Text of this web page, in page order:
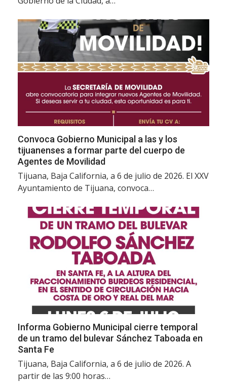
Convoca Gobierno Municipal a las y los
tijuanenses a formar parte del cuerpo de
Agentes de Movilidad
Tijuana, Baja California, a 6 de julio de 2026. El XXV
Ayuntamiento de Tijuana, convoca…
Informa Gobierno Municipal cierre temporal
de un tramo del bulevar Sánchez Taboada en
Santa Fe
Tijuana, Baja California, a 6 de julio de 2026. A
partir de las 9:00 horas…